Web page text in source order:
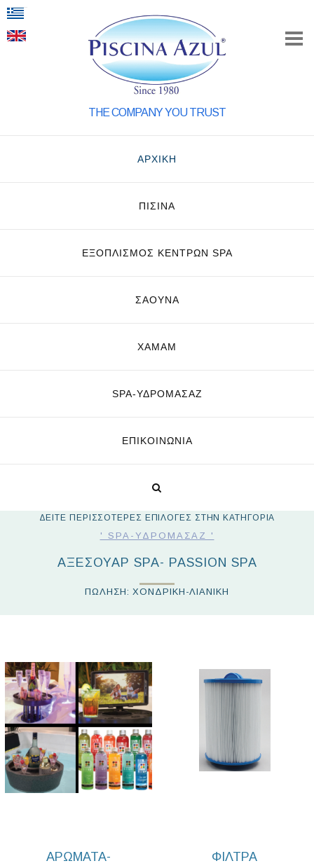
THE COMPANY YOU TRUST
ΑΡΧΙΚΗ
ΠΙΣΙΝΑ
ΕΞΟΠΛΙΣΜΌΣ ΚΈΝΤΡΩΝ SPA
ΣΑΟΥΝΑ
ΧΑΜΑΜ
SPA-ΥΔΡΟΜΑΣΆΖ
ΕΠΙΚΟΙΝΩΝΊΑ
ΔΕΙΤΕ ΠΕΡΙΣΣΟΤΕΡΕΣ ΕΠΙΛΟΓΕΣ ΣΤΗΝ ΚΑΤΗΓΟΡΙΑ
' SPA-ΥΔΡΟΜΑΣΆΖ '
ΑΞΕΣΟΥΆΡ SPA- PASSION SPA
ΠΩΛΗΣΗ: ΧΟΝΔΡΙΚΗ-ΛΙΑΝΙΚΗ
ΑΡΏΜΑΤΑ-
ΦΊΛΤΡΑ